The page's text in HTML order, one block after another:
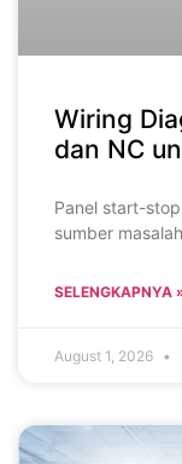
Wiring
dan NC
Panel start-
sumber
SELENGKAPNYA
August 1, 2026